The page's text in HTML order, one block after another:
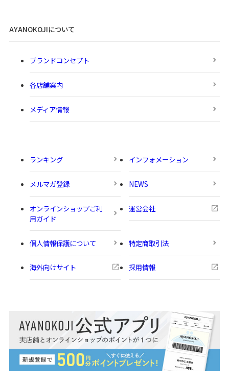
AYANOKOJIについて
ブランドコンセプト
各店舗案内
メディア情報
ランキング インフォメーション
メルマガ登録 NEWS
オンラインショップご利
用ガイド
運営会社
個人情報保護について 特定商取引法
海外向けサイト 採用情報